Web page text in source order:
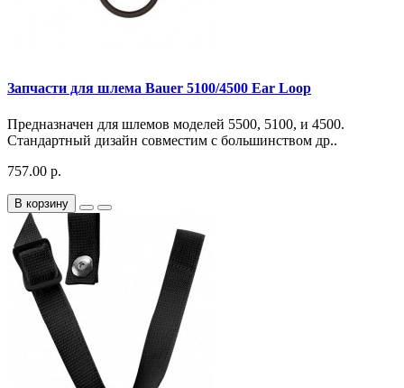
Запчасти для шлема Bauer 5100/4500 Ear Loop
Предназначен для шлемов моделей 5500, 5100, и 4500.
Стандартный дизайн совместим с большинством др..
757.00 р.
В корзину